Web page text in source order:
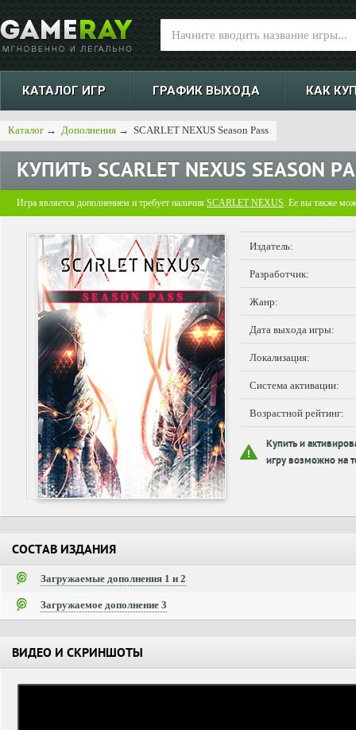
КАТАЛОГ ИГР ГРАФИК ВЫХОДА КАК
Каталог → Дополнения → SCARLET NEXUS Season Pass
КУПИТЬ SCARLET NEXUS SEASON
Игра является дополнением и требует наличия SCARLET NEXUS. Ее вы также
Издатель:
Разработчик:
Жанр:
Дата выхода игры:
Локализация:
Система активации:
Возрастной рейтинг:
Купить и
игру возможно на
СОСТАВ ИЗДАНИЯ
Загружаемые дополнения 1 и 2
Загружаемое дополнение 3
ВИДЕО И СКРИНШОТЫ